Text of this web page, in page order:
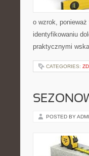
o wzrok,
identyfikowaniu
praktycznymi
CATEGORIES:
POSTED BY